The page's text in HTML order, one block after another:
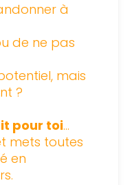
à
de ne pas
mais
?
pour toi...
mets toutes
en